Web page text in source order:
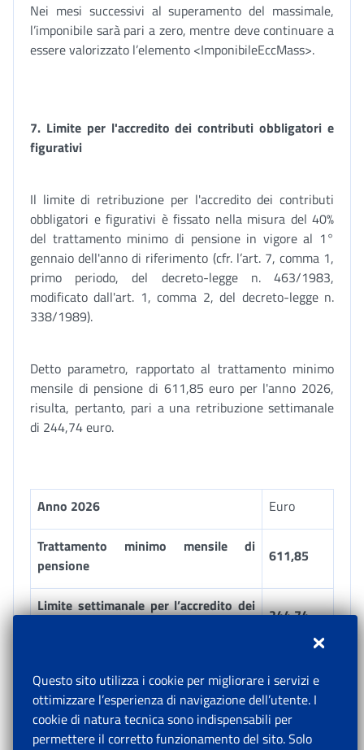
Nei mesi successivi al superamento del massimale,
l’imponibile sarà pari a zero, mentre deve continuare a
essere valorizzato l’elemento <ImponibileEccMass>.
7. Limite per l'accredito dei contributi obbligatori e
figurativi
Il limite di retribuzione per l'accredito dei contributi
obbligatori e figurativi è fissato nella misura del 40%
del trattamento minimo di pensione in vigore al 1°
gennaio dell'anno di riferimento (cfr. l’art. 7, comma 1,
primo periodo, del decreto-legge n. 463/1983,
modificato dall'art. 1, comma 2, del decreto-legge n.
338/1989).
Detto parametro, rapportato al trattamento minimo
mensile di pensione di 611,85 euro per l'anno 2026,
risulta, pertanto, pari a una retribuzione settimanale
di 244,74 euro.
Anno 2026 Euro
Trattamento minimo mensile di
pensione
611,85
Limite settimanale per l’accredito dei
244,74
contributi, arrotondato all’unità di
euro (*)
12.726,00
Questo sito utilizza i cookie per migliorare i servizi e
ottimizzare l’esperienza di navigazione dell’utente. I
cookie di natura tecnica sono indispensabili per
permettere il corretto funzionamento del sito. Solo